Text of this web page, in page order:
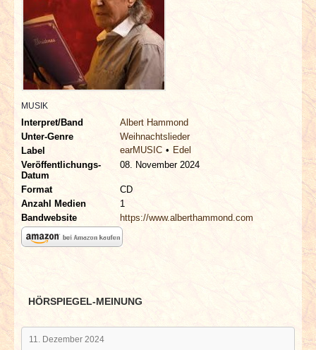
VERLOSUNGEN
INTERVIEWS
SPECIALS
REDAKTION
LINKS
ARCHIV
MUSIK
Interpret/Band
Albert Hammond
Unter-Genre
Weihnachtslieder
Label
earMUSIC
Edel
Veröffentlichungs-
Datum
08. November 2024
Format
CD
Anzahl Medien
1
Bandwebsite
https://www.alberthammond.com
HÖRSPIEGEL-MEINUNG
11. Dezember 2024